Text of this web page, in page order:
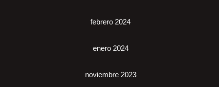
febrero 2024
enero 2024
noviembre 2023